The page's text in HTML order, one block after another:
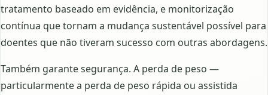
tratamento baseado em evidência, e monitorização
contínua que tornam a mudança sustentável possível para
doentes que não tiveram sucesso com outras abordagens.
Também garante segurança. A perda de peso —
particularmente a perda de peso rápida ou assistida